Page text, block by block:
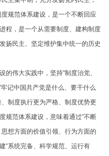
规范体系建设，是一个不断回应
程，是一个从需要制度、建构制度
扬民主、坚定维护集中统一的历史
的伟大实践中，坚持“制度治党、
牢记中国共产党是什么、要干什么
制度执行更为严格、制度优势更
规范体系建设，意味着通过“不断
想方面的价值引领、行为方面的
“系统完备、科学规范、运行有